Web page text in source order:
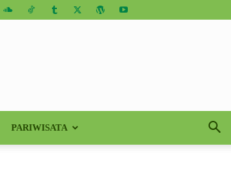
PARIWISATA